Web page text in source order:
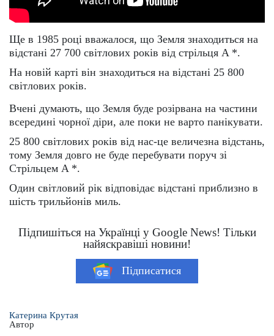
Ще в 1985 році вважалося, що Земля знаходиться на
відстані 27 700 світлових років від стрільця A *.
На новій карті він знаходиться на відстані 25 800
світлових років.
Вчені думають, що Земля буде розірвана на частини
всередині чорної діри, але поки не варто панікувати.
25 800 світлових років від нас-це величезна відстань,
тому Земля довго не буде перебувати поруч зі
Стрільцем A *.
Один світловий рік відповідає відстані приблизно в
шість трильйонів миль.
Підпишіться на Українці у Google News! Тільки
найяскравіші новини!
Підписатися
Катерина Крутая
Автор